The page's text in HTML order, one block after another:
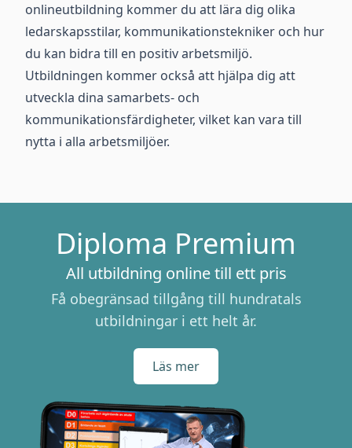
onlineutbildning kommer du att lära dig olika
ledarskapsstilar, kommunikationstekniker och hur
du kan bidra till en positiv arbetsmiljö.
Utbildningen kommer också att hjälpa dig att
utveckla dina samarbets- och
kommunikationsfärdigheter, vilket kan vara till
nytta i alla arbetsmiljöer.
Diploma Premium
All utbildning online till ett pris
Få obegränsad tillgång till hundratals
utbildningar i ett helt år.
Läs mer